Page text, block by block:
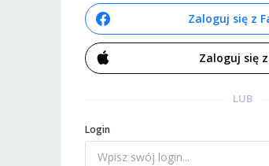
Zaloguj się z
Zaloguj się
LUB
Login